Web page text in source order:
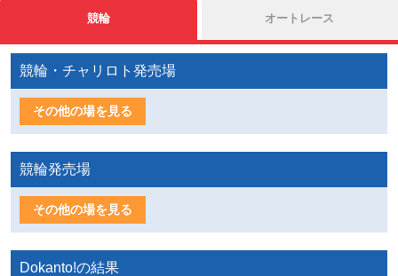
競輪 オートレース
競輪・チャリロト発売場
その他の場を見る
競輪発売場
その他の場を見る
Dokanto!の結果